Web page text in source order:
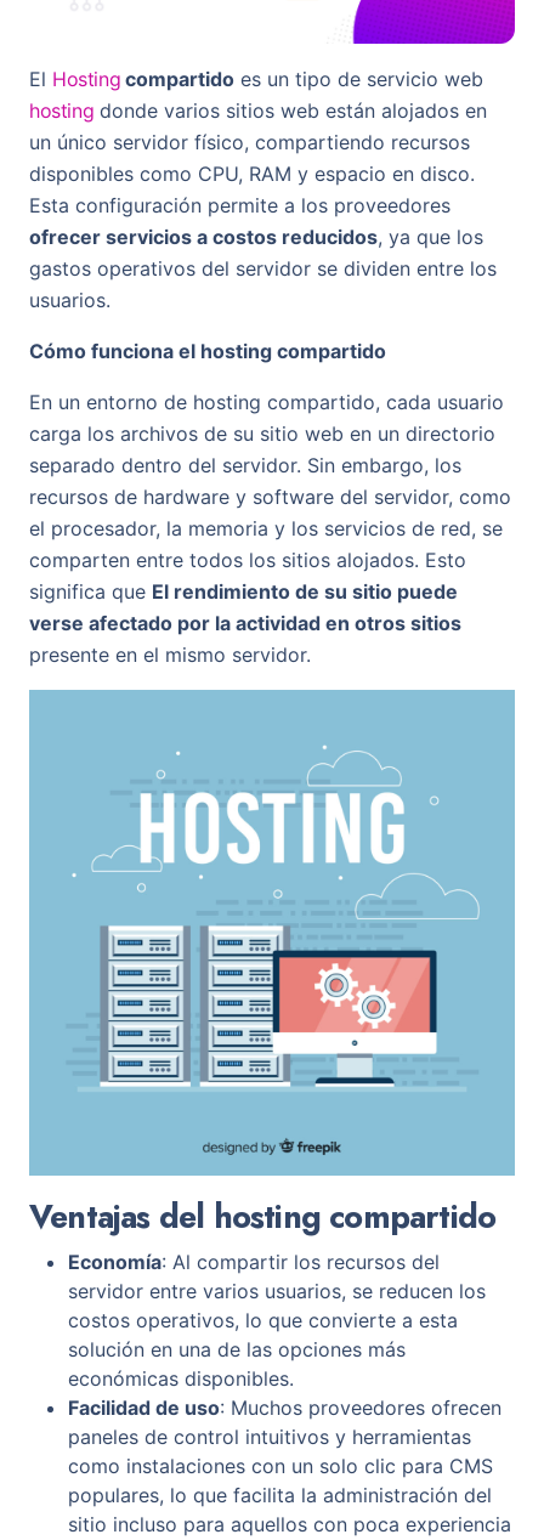
El Hosting compartido es un tipo de servicio web
hosting donde varios sitios web están alojados en
un único servidor físico, compartiendo recursos
disponibles como CPU, RAM y espacio en disco.
Esta configuración permite a los proveedores
ofrecer servicios a costos reducidos, ya que los
gastos operativos del servidor se dividen entre los
usuarios.
Cómo funciona el hosting compartido
En un entorno de hosting compartido, cada usuario
carga los archivos de su sitio web en un directorio
separado dentro del servidor. Sin embargo, los
recursos de hardware y software del servidor, como
el procesador, la memoria y los servicios de red, se
comparten entre todos los sitios alojados. Esto
significa que El rendimiento de su sitio puede
verse afectado por la actividad en otros sitios
presente en el mismo servidor.
Ventajas del hosting compartido
Economía: Al compartir los recursos del
servidor entre varios usuarios, se reducen los
costos operativos, lo que convierte a esta
solución en una de las opciones más
económicas disponibles.
Facilidad de uso: Muchos proveedores ofrecen
paneles de control intuitivos y herramientas
como instalaciones con un solo clic para CMS
populares, lo que facilita la administración del
sitio incluso para aquellos con poca experiencia